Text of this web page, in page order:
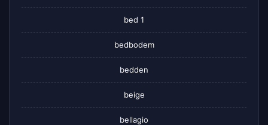
bed 1
bedbodem
bedden
beige
bellagio